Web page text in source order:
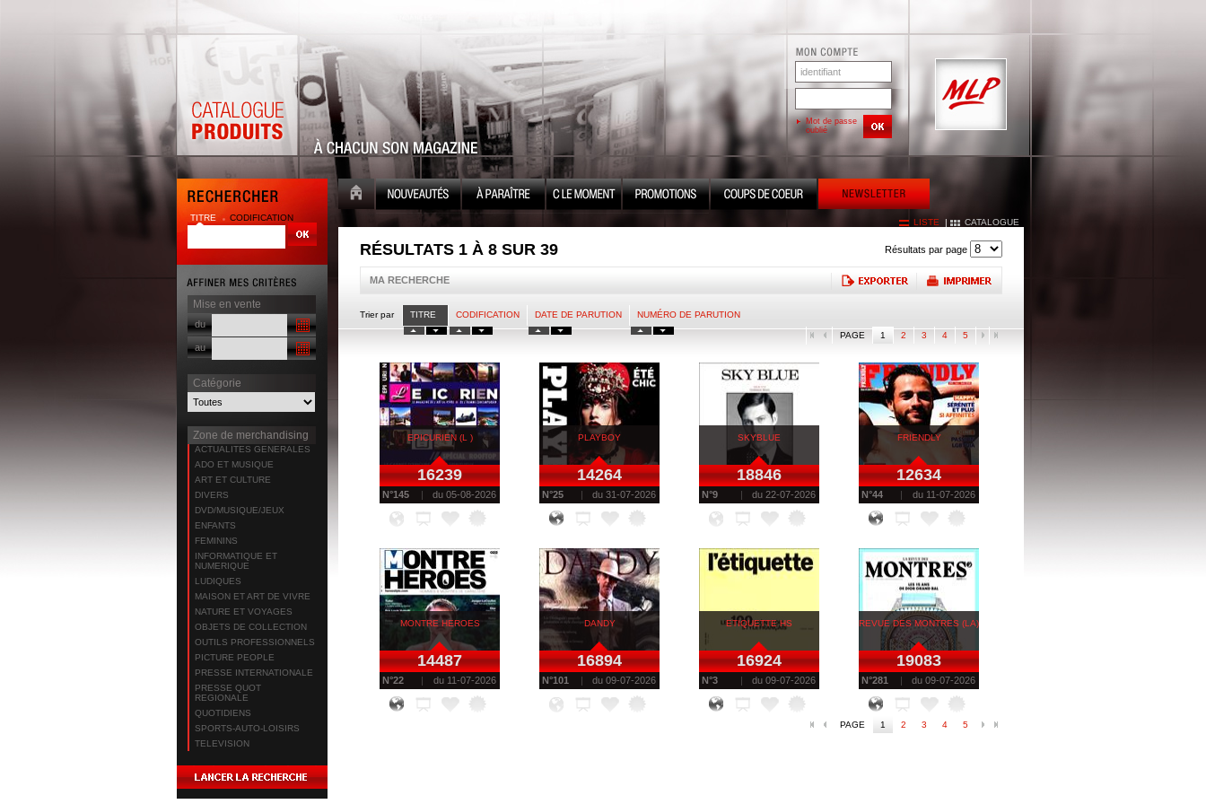
Mot de passe
oublié
TITRE CODIFICATION
Mise en vente
du
au
Catégorie
Zone de merchandising
ACTUALITES GENERALES
ADO ET MUSIQUE
ART ET CULTURE
DIVERS
DVD/MUSIQUE/JEUX
ENFANTS
FEMININS
INFORMATIQUE ET
NUMERIQUE
LUDIQUES
MAISON ET ART DE VIVRE
NATURE ET VOYAGES
OBJETS DE COLLECTION
OUTILS PROFESSIONNELS
PICTURE PEOPLE
PRESSE INTERNATIONALE
PRESSE QUOT
REGIONALE
QUOTIDIENS
SPORTS-AUTO-LOISIRS
TELEVISION
LISTE | CATALOGUE
RÉSULTATS 1 À 8 SUR 39 Résultats par page
MA RECHERCHE
Trier par TITRE CODIFICATION DATE DE PARUTION NUMÉRO DE PARUTION
PAGE 1 2 3 4 5
EPICURIEN (L )
16239
N°145 du 05-08-2026
PLAYBOY
14264
N°25 du 31-07-2026
SKYBLUE
18846
N°9 du 22-07-2026
FRIENDLY
12634
N°44 du 11-07-2026
MONTRE HEROES
14487
N°22 du 11-07-2026
DANDY
16894
N°101 du 09-07-2026
ETIQUETTE HS
16924
N°3 du 09-07-2026
REVUE DES MONTRES (LA)
19083
N°281 du 09-07-2026
PAGE 1 2 3 4 5